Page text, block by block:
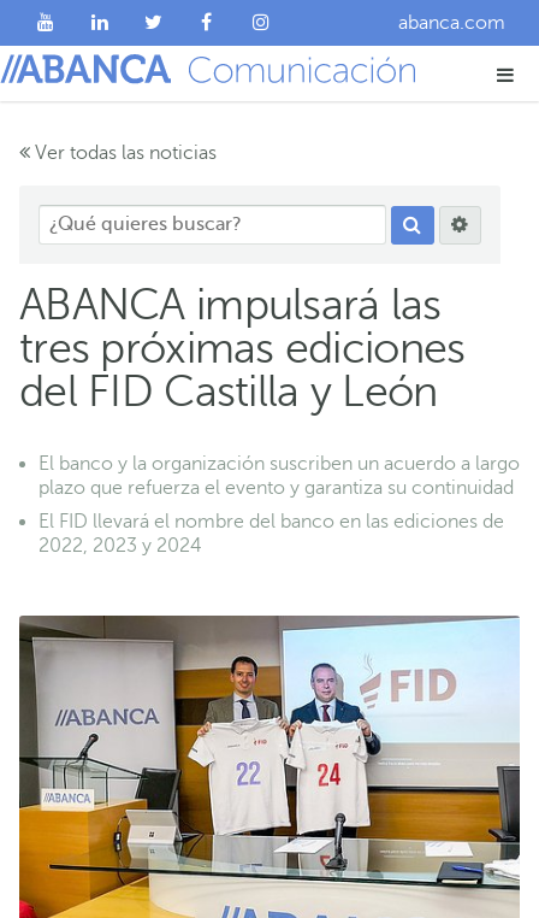
abanca.com
Ver todas las noticias
ABANCA impulsará las
tres próximas ediciones
del FID Castilla y León
El banco y la organización suscriben un acuerdo a largo
plazo que refuerza el evento y garantiza su continuidad
El FID llevará el nombre del banco en las ediciones de
2022, 2023 y 2024